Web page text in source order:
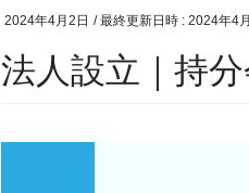
2024年4月2日 / 最終更新日時 : 2024年4
法人設立｜持